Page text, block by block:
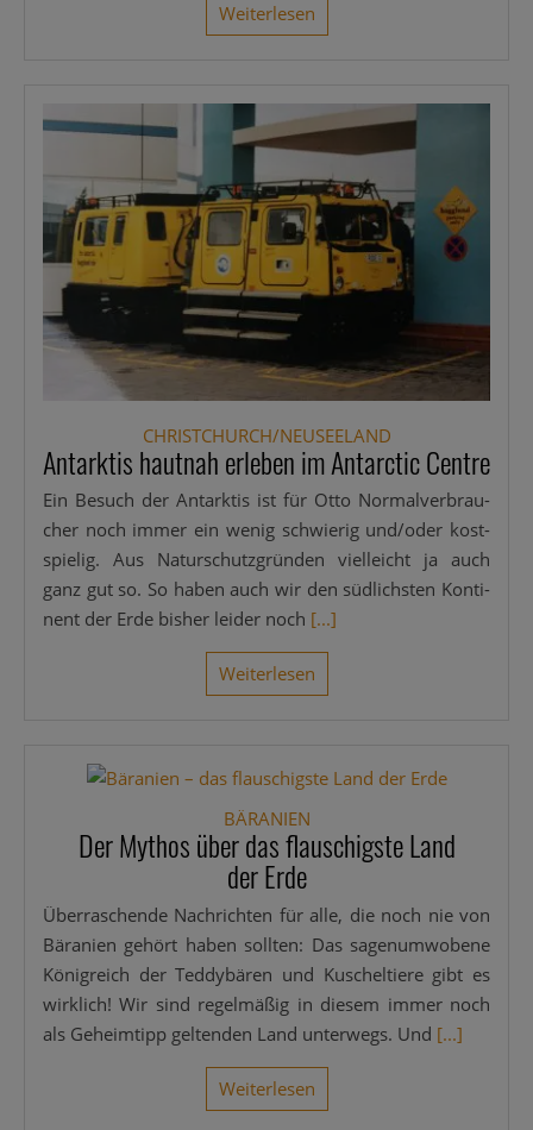
Wei­ter­le­sen
CHRISTCHURCH/NEUSEELAND
Antarktis hautnah erleben im Antarctic Centre
Ein Besuch der Ant­ark­tis ist für Otto Nor­mal­ver­brau­
cher noch immer ein wenig schwie­rig und/oder kost­
spie­lig. Aus Natur­schutz­grün­den viel­leicht ja auch
ganz gut so. So haben auch wir den süd­lichs­ten Kon­ti­
nent der Erde bis­her lei­der noch [...]
Wei­ter­le­sen
BÄRANIEN
Der Mythos über das flauschigste Land
der Erde
Über­ra­schen­de Nach­rich­ten für alle, die noch nie von
Bärani­en gehört haben soll­ten: Das sagen­um­wo­be­ne
König­reich der Ted­dy­bä­ren und Kuschel­tie­re gibt es
wirk­lich! Wir sind regel­mä­ßig in die­sem immer noch
als Geheim­tipp gel­ten­den Land unter­wegs. Und [...]
Wei­ter­le­sen